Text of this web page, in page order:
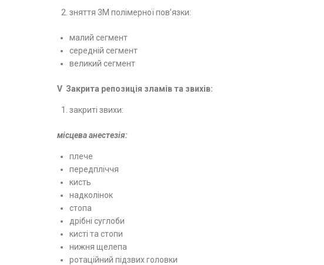
зняття 3М полімерної пов’язки:
малий сегмент
середній сегмент
великий сегмент
V Закрита репозиція зламів та звихів:
закриті звихи:
місцева анестезія:
плече
передпліччя
кисть
надколінок
стопа
дрібні суглоби
кисті та стопи
нижня щелепа
ротаційний підзвих головки